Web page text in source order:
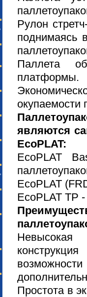
Рулон
поднимаясь
Паллета
платформы.
окупаемости
являются
EcoPLAT:
EcoPLAT
EcoPLAT
EcoPLAT TP
Простота в